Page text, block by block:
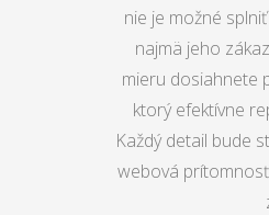
nie je možné
najmä jeho
mieru dosiahnete
ktorý efektívne
Každý detail bude
webová